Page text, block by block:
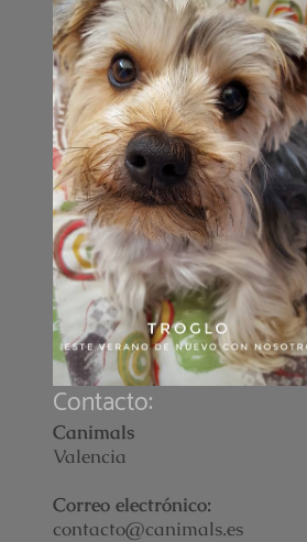
Contacto:
Canimals
Valencia
Correo electrónico:
contacto@canimals.es